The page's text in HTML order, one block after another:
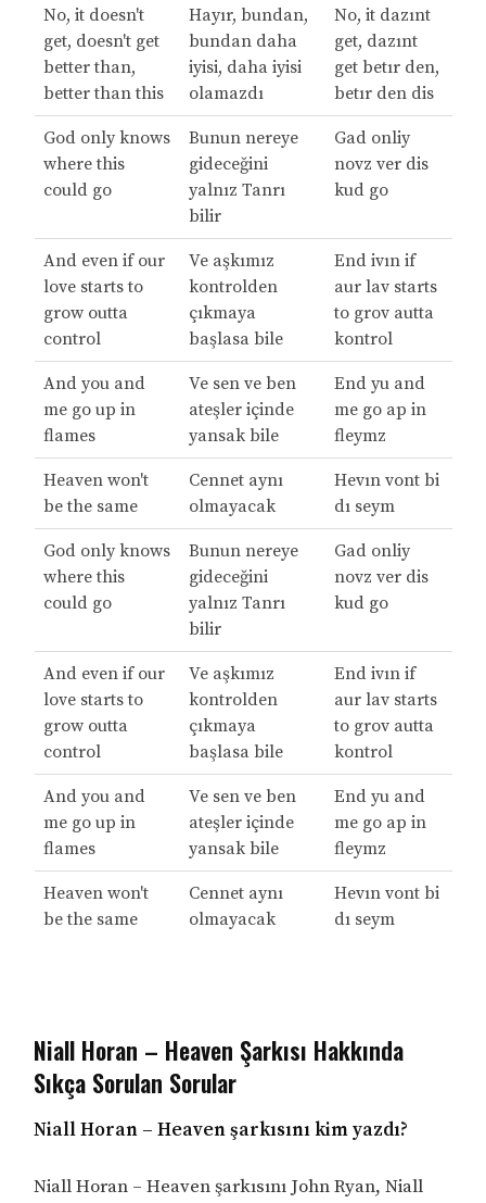
No, it doesn't
get, doesn't get
better than,
better than this
Hayır, bundan,
bundan daha
iyisi, daha iyisi
olamazdı
No, it dazınt
get, dazınt
get betır den,
betır den dis
God only knows
where this
could go
Bunun nereye
gideceğini
yalnız Tanrı
bilir
Gad onliy
novz ver dis
kud go
And even if our
love starts to
grow outta
control
Ve aşkımız
kontrolden
çıkmaya
başlasa bile
End ivın if
aur lav starts
to grov autta
kontrol
And you and
me go up in
flames
Ve sen ve ben
ateşler içinde
yansak bile
End yu and
me go ap in
fleymz
Heaven won't
be the same
Cennet aynı
olmayacak
Hevın vont bi
dı seym
God only knows
where this
could go
Bunun nereye
gideceğini
yalnız Tanrı
bilir
Gad onliy
novz ver dis
kud go
And even if our
love starts to
grow outta
control
Ve aşkımız
kontrolden
çıkmaya
başlasa bile
End ivın if
aur lav starts
to grov autta
kontrol
And you and
me go up in
flames
Ve sen ve ben
ateşler içinde
yansak bile
End yu and
me go ap in
fleymz
Heaven won't
be the same
Cennet aynı
olmayacak
Hevın vont bi
dı seym
Niall Horan – Heaven Şarkısı Hakkında
Sıkça Sorulan Sorular
Niall Horan – Heaven şarkısını kim yazdı?
Niall Horan – Heaven şarkısını John Ryan, Niall